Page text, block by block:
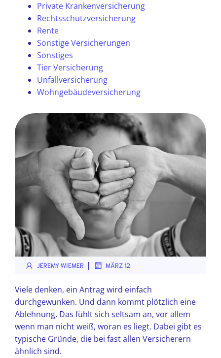
Private Krankenversicherung
Rechtsschutzversicherung
Rente
Sonstige Versicherungen
Sonstiges
Tier Versicherung
Unfallversicherung
Wohngebäudeversicherung
JEREMY WIEMER | MÄRZ 12
Viele denken, ein Antrag wird einfach
durchgewunken. Und dann kommt plötzlich eine
Ablehnung. Das fühlt sich seltsam an, vor allem
wenn man nicht weiß, woran es liegt. Dabei gibt es
typische Gründe, die bei fast allen Versicherern
ähnlich sind.